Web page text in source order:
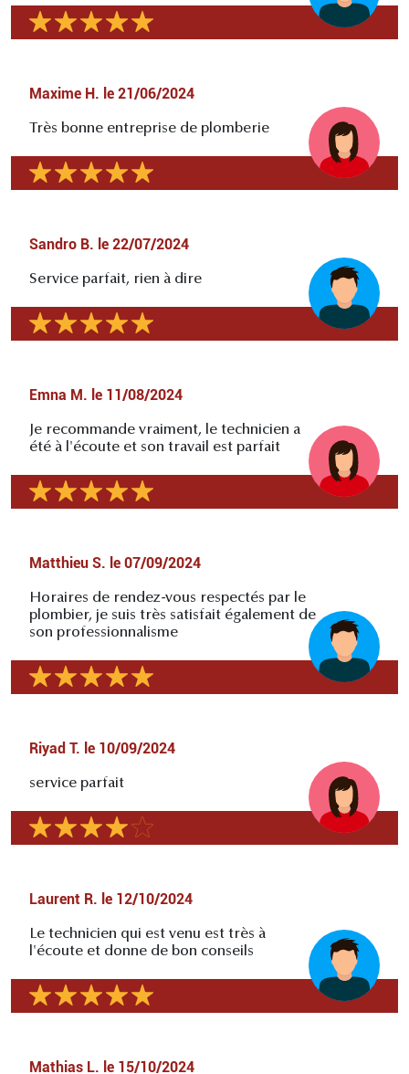
Maxime H. le 21/06/2024
Très bonne entreprise de plomberie
Sandro B. le 22/07/2024
Service parfait, rien à dire
Emna M. le 11/08/2024
Je recommande vraiment, le technicien a
été à l'écoute et son travail est parfait
Matthieu S. le 07/09/2024
Horaires de rendez-vous respectés par le
plombier, je suis très satisfait également de
son professionnalisme
Riyad T. le 10/09/2024
service parfait
Laurent R. le 12/10/2024
Le technicien qui est venu est très à
l'écoute et donne de bon conseils
Mathias L. le 15/10/2024